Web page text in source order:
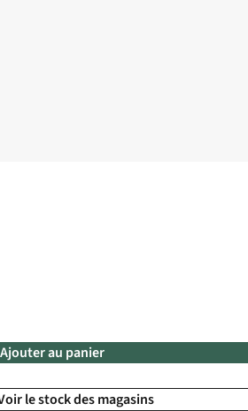
Ajouter au panier
le stock des magasins